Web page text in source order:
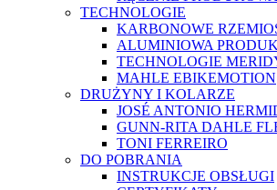
TECHNOLOGIE
KARBONOWE
ALUMINIOWA
TECHNOLOGIE
MAHLE EBIKEMOTION
DRUŻYNY I KOLARZE
JOSÉ ANTONIO
GUNN-RITA DAHLE
TONI FERREIRO
DO POBRANIA
INSTRUKCJE OBSŁUGI